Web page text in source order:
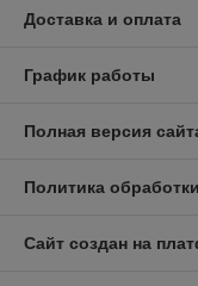
Доставка и оплата
График работы
Полная версия
Политика
Сайт создан на